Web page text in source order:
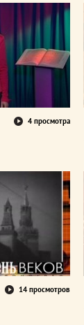
4 просмотра
14 просмотров